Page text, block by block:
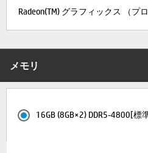
Radeon(TM) グラフィックス （プ
メモリ
16GB (8GB×2) DDR5-4800[標